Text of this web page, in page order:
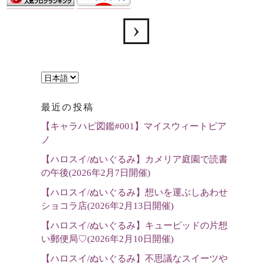
言
を
選
最近の投稿
【キャラハピ図鑑#001】マイスウィートピア
ノ
【ハロスイ/ぬいぐるみ】カメリア庭園で読書
の午後(2026年2月7日開催)
【ハロスイ/ぬいぐるみ】想いを運ぶしあわせ
ショコラ店(2026年2月13日開催)
【ハロスイ/ぬいぐるみ】キューピッドの片想
い郵便局♡(2026年2月10日開催)
【ハロスイ/ぬいぐるみ】不思議なスイーツや